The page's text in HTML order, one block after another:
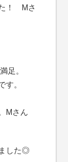
！ Mさ
足。
す。
Mさん
した◎